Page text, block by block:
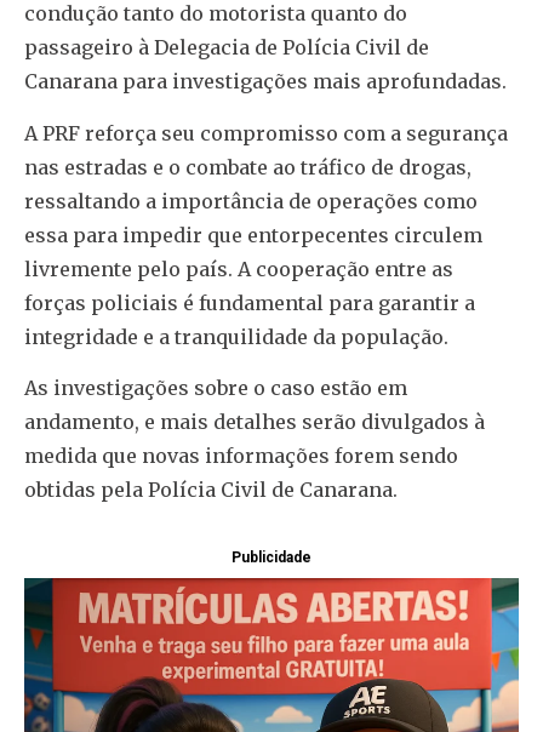
condução tanto do motorista quanto do
passageiro à Delegacia de Polícia Civil de
Canarana para investigações mais aprofundadas.
A PRF reforça seu compromisso com a segurança
nas estradas e o combate ao tráfico de drogas,
ressaltando a importância de operações como
essa para impedir que entorpecentes circulem
livremente pelo país. A cooperação entre as
forças policiais é fundamental para garantir a
integridade e a tranquilidade da população.
As investigações sobre o caso estão em
andamento, e mais detalhes serão divulgados à
medida que novas informações forem sendo
obtidas pela Polícia Civil de Canarana.
Publicidade